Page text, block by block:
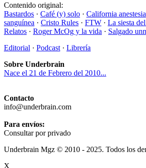
Contenido original:
Bastardos · Café (y) solo · California anestesia
sanguínea · Cristo Rules · FTW · La siesta
Relatos · Roger McOg y la vida · Salgado
Editorial · Podcast · Librería
Sobre Underbrain
Nace el 21 de Febrero del 2010...
Contacto
info@underbrain.com
Para envíos:
Consultar por privado
Underbrain Mgz © 2010 - 2025. Todos los
X